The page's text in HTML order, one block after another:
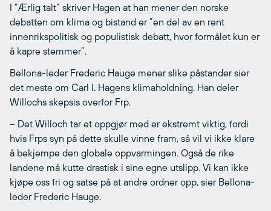
I ”Ærlig talt” skriver Hagen at han mener den norske
debatten om klima og bistand er ”en del av en rent
innenrikspolitisk og populistisk debatt, hvor formålet kun er
å kapre stemmer”.
Bellona-leder Frederic Hauge mener slike påstander sier
det meste om Carl I. Hagens klimaholdning. Han deler
Willochs skepsis overfor Frp.
– Det Willoch tar et oppgjør med er ekstremt viktig, fordi
hvis Frps syn på dette skulle vinne fram, så vil vi ikke klare
å bekjempe den globale oppvarmingen. Også de rike
landene må kutte drastisk i sine egne utslipp. Vi kan ikke
kjøpe oss fri og satse på at andre ordner opp, sier Bellona-
leder Frederic Hauge.